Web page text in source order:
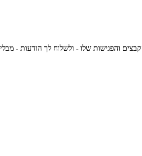
והפגישות שלו - ולשלוח לך הודעות -